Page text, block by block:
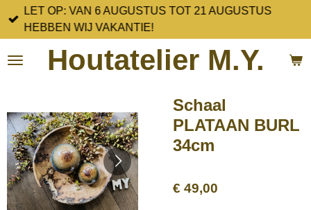
Ga
direct
de
Houtatelier M.Y.
LET OP: VAN 6 AUGUSTUS TOT 21 AUGUSTUS
HEBBEN WIJ VAKANTIE!
Schaal
PLATAAN BURL
34cm
€ 49,00